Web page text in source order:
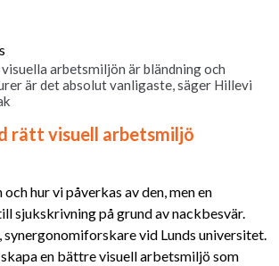
arbetsmiljön är bländning och
är det absolut vanligaste, säger Hillevi
rätt visuell arbetsmiljö
hur vi påverkas av den, men en
sjukskrivning på grund av nackbesvär.
vid Lunds universitet.
en bättre visuell arbetsmiljö som